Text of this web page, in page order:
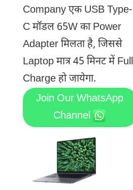
Company एक USB Type-
C मॉडल 65W का Power
Adapter मिलता है, जिससे
Laptop मात्र 45 मिनट में Full
Charge हो जायेगा.
Join Our WhatsApp
Channel